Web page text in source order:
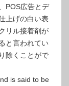
POS広告とデ
上げの白い表
リル接着剤が
と言われてい
除くことがで
is said to be